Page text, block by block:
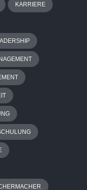
KARRIERE